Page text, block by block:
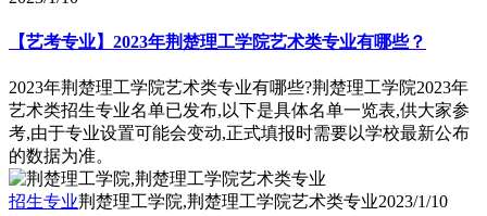
【艺考专业】2023年荆楚理工学院艺术类专业有哪些？
2023年荆楚理工学院艺术类专业有哪些?荆楚理工学院2023年
艺术类招生专业名单已发布,以下是具体名单一览表,供大家参
考,由于专业设置可能会变动,正式填报时需要以学校最新公布
的数据为准。
招生专业荆楚理工学院,荆楚理工学院艺术类专业2023/1/10